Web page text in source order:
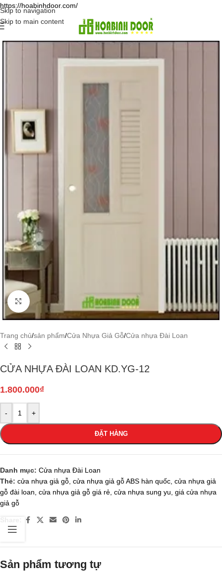
https://hoabinhdoor.com/
Skip to navigation
Skip to main content
Click to enlarge
Trang chủ/sản phẩm/Cửa Nhựa Giả Gỗ/Cửa nhựa Đài Loan
CỬA NHỰA ĐÀI LOAN KD.YG-12
1.800.000₫
- +
ĐẶT HÀNG
Danh mục: Cửa nhựa Đài Loan
Thẻ: cửa nhựa giả gỗ cửa nhựa giả gỗ ABS hàn quốc cửa nhựa giả
gỗ đài loan cửa nhựa giả gỗ giá rẻ cửa nhựa sung yu giá cửa nhựa
giả gỗ
Sản phẩm tương tự